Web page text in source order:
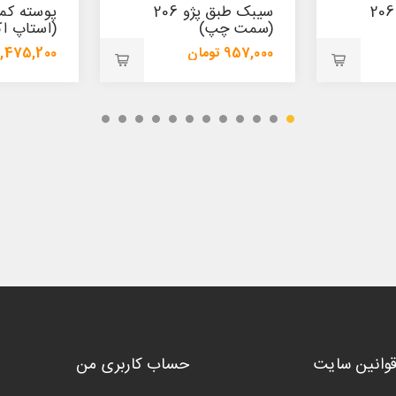
سیبک طبق پژو 206 پوسته کمک پیکان
(استاپ اکسل چپ)
1,475,200 تومان
سیبک
(پایین)
421,800 تومان
سایت حساب کاربری من